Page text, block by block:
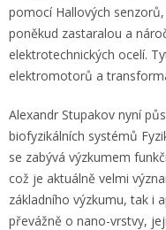
pomocí Hallových
poněkud zastaralou a
elektrotechnických ocelí.
elektromotorů a
Alexandr Stupakov nyní
biofyzikálních systémů
se zabývá výzkumem
což je aktuálně velmi
základního výzkumu, tak i
převážně o nano-vrstvy,